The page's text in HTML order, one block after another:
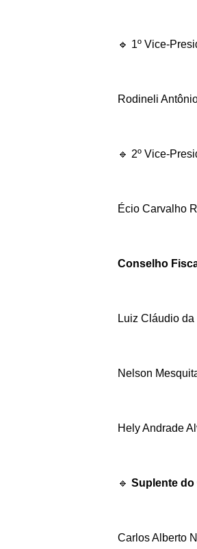
🔹 1º Vice-
Rodineli
🔹 2º Vice-
Écio Carvalho
Conselho
Luiz Cláudio
Nelson
Hely Andrade
🔹 Suplente
Carlos Alberto